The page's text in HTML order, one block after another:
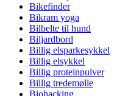
Bikefinder
Bikram yoga
Bilbelte til hund
Biljardbord
Billig elsparkesykkel
Billig elsykkel
Billig proteinpulver
Billig tredemølle
Biohacking